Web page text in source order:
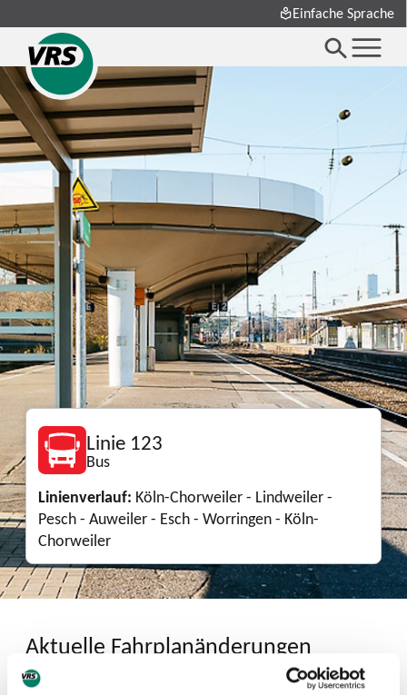
Einfache Sprache
Linie 123
Bus
Linienverlauf: Köln-Chorweiler - Lindweiler -
Pesch - Auweiler - Esch - Worringen - Köln-
Chorweiler
Aktuelle Fahrplanänderungen